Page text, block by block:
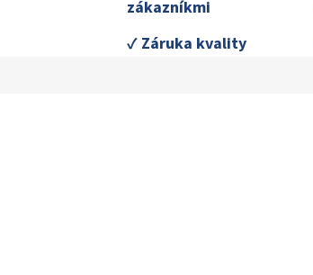
zákazníkmi
✓ Záruka kvality